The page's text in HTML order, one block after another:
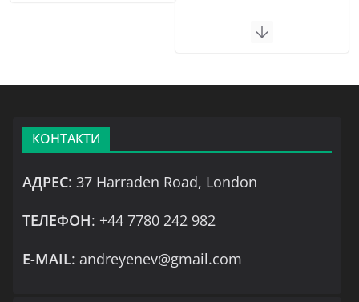
КОНТАКТИ
АДРЕС: 37 Harraden Road, London
ТЕЛЕФОН: +44 7780 242 982
Е-MAIL: andreyenev@gmail.com